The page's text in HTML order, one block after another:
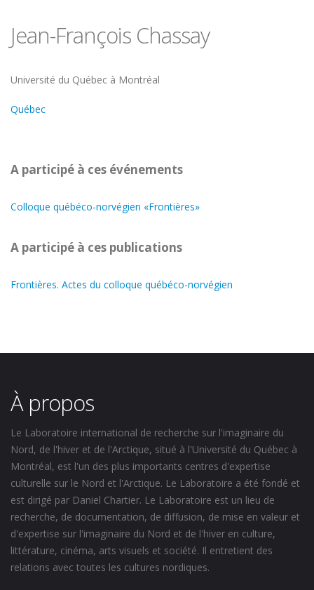
Jean-François Chassay
Université
Université du Québec à Montréal
Québec
A participé à ces événements
Colloque québéco-norvégien «Frontières»
A participé à ces publications
Frontières. Actes du colloque québéco-norvégien
À propos
Le Laboratoire international de recherche sur l'imaginaire du
Nord, de l'hiver et de l'Arctique, situé à l'Université du Québec à
Montréal, est l'un des plus importants centres d'expertise
culturelle sur le Nord et l'Arctique. Le Laboratoire a été fondé et
est dirigé par Daniel Chartier. Le Laboratoire est un lieu de
recherche, de documentation, de diffusion, de mise en valeur et
d'expertise sur l'imaginaire du Nord et de l'hiver en culture,
littérature, cinéma, arts visuels et société. Il entretient des
relations avec toutes les cultures nordiques.